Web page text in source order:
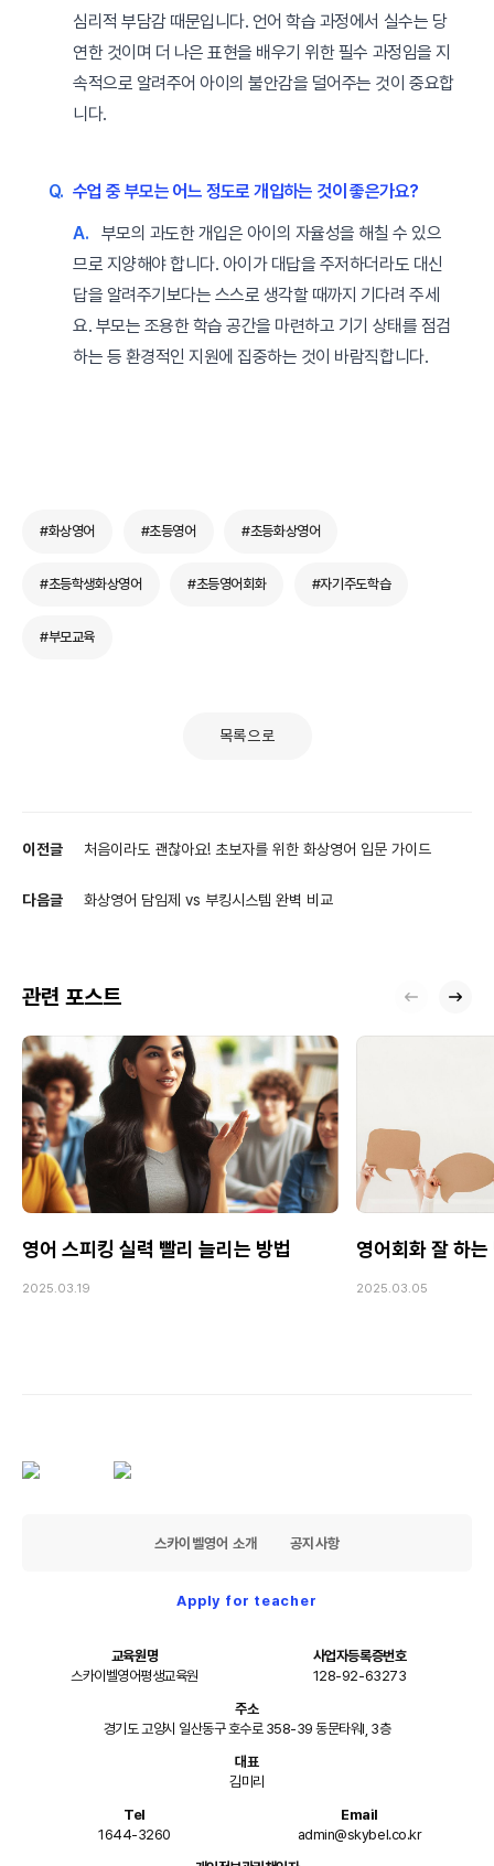
심리적 부담감 때문입니다. 언어 학습 과정에서 실수는 당
연한 것이며 더 나은 표현을 배우기 위한 필수 과정임을 지
속적으로 알려주어 아이의 불안감을 덜어주는 것이 중요합
니다.
Q. 수업 중 부모는 어느 정도로 개입하는 것이 좋은가요?
A.
부모의 과도한 개입은 아이의 자율성을 해칠 수 있으
므로 지양해야 합니다. 아이가 대답을 주저하더라도 대신
답을 알려주기보다는 스스로 생각할 때까지 기다려 주세
요. 부모는 조용한 학습 공간을 마련하고 기기 상태를 점검
하는 등 환경적인 지원에 집중하는 것이 바람직합니다.
#화상영어 #초등영어 #초등화상영어
#초등학생화상영어 #초등영어회화 #자기주도학습
#부모교육
목록으로
이전글 처음이라도 괜찮아요! 초보자를 위한 화상영어 입문 가이드
다음글 화상영어 담임제 vs 부킹시스템 완벽 비교
관련 포스트
영어 스피킹 실력 빨리 늘리는 방법
2025.03.19
영어회화 잘 하
2025.03.05
스카이벨영어 소개 공지사항
Apply for teacher
교육원명
스카이벨영어평생교육원
사업자등록증번호
128-92-63273
주소
경기도 고양시 일산동구 호수로 358-39 동문타워I, 3층
대표
김미리
Tel
1644-3260
Email
admin@skybel.co.kr